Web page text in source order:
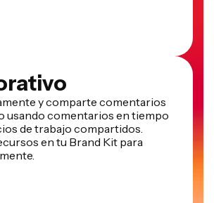
y comparte comentarios
usando comentarios en tiempo
de trabajo compartidos.
en tu Brand Kit para